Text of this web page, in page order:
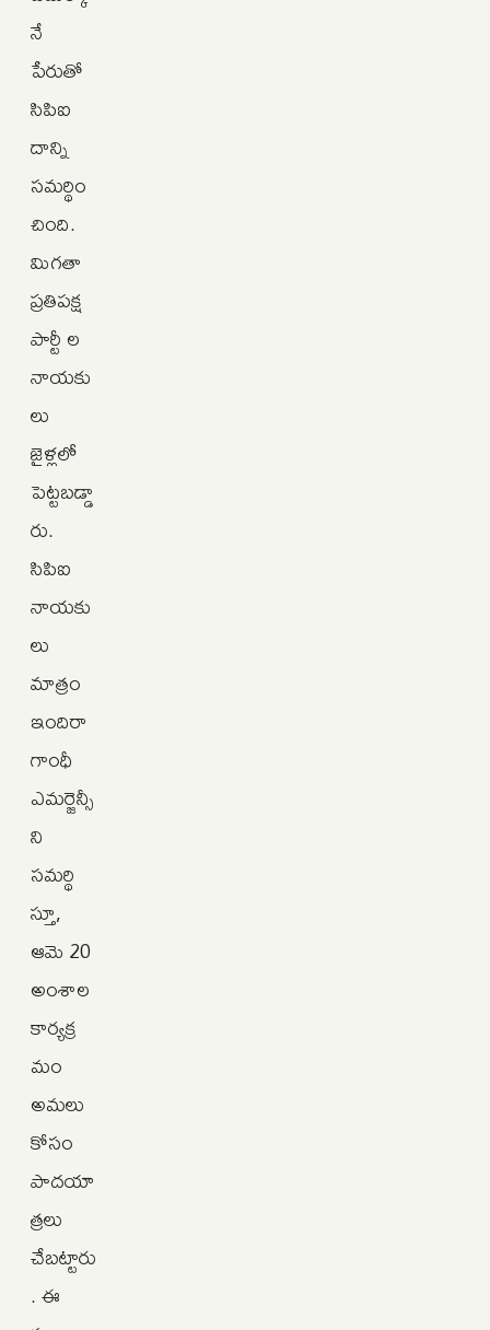
నే
పేరుతో
సిపిఐ
దాన్ని
సమర్థిం
చింది.
మిగతా
ప్రతిపక్ష
పార్టీ ల
నాయకు
లు
జైళ్లలో
పెట్టబడ్డా
రు.
సిపిఐ
నాయకు
లు
మాత్రం
ఇందిరా
గాంధీ
ఎమర్జెన్సీ
ని
సమర్థి
స్తూ,
ఆమె 20
అంశాల
కార్యక్ర
మం
అమలు
కోసం
పాదయా
త్రలు
చేబట్టారు
. ఈ